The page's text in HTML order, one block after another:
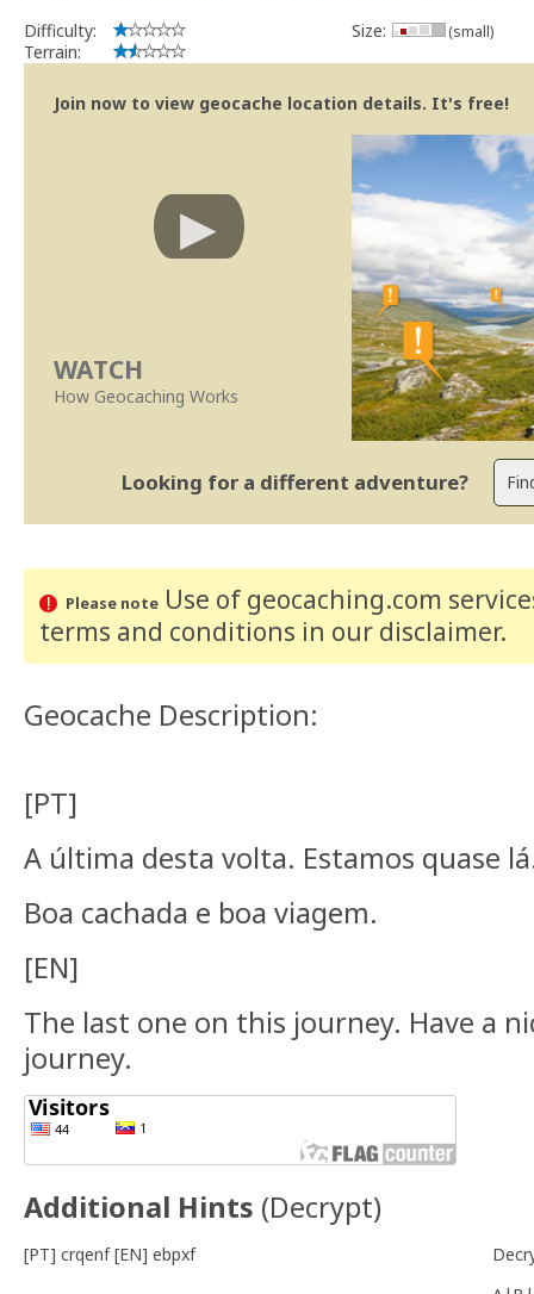
implicações que as guidelines actuais indicam.
Se no local existe algum container, por favor recolha-o a fim
Obrigado
Geocaching.com Volunteer Cache Reviewer
Difficulty:
Terrain:
Size: (small)
Join now to view geocache location details. It's free!
WATCH
How Geocaching Works
Looking for a different adventure?
Please noteUse of geocaching.com
terms and conditions in our disclaimer.
Geocache Description:
[PT]
A última desta volta. Estamos quase
Boa cachada e boa viagem.
[EN]
The last one on this journey. Have a
journey.
Additional Hints (Decrypt)
[PT] crqenf [EN] ebpxf